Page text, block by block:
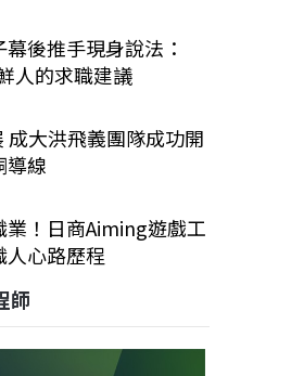
後推手現身說法：
人的求職建議
成大洪飛義團隊成功開
導線
！日商Aiming遊戲工
心路歷程
師